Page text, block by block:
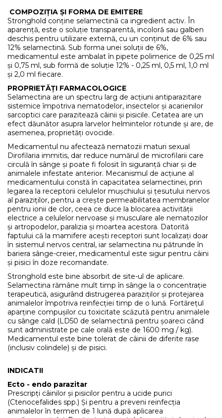
COMPOZIȚIA ȘI FORMA DE EMITERE
Stronghold conține selamectină ca ingredient activ. În
aparență, este o soluție transparentă, incoloră sau galben
deschis pentru utilizare externă, cu un conținut de 6% sau
12% selamectină. Sub forma unei soluții de 6%,
medicamentul este ambalat în pipete polimerice de 0,25 ml
și 0,75 ml, sub formă de soluție 12% - 0,25 ml, 0,5 ml, 1,0 ml
și 2,0 ml fiecare.
PROPRIETĂȚI FARMACOLOGICE
Selamectina are un spectru larg de acțiuni antiparazitare
sistemice împotriva nematodelor, insectelor și acarienilor
sarcoptici care parazitează câinii și pisicile. Cetatea are un
efect dăunător asupra larvelor helmintelor rotunde și are, de
asemenea, proprietăți ovocide.
Medicamentul nu afectează nematozii maturi sexual
Dirofilaria immitis, dar reduce numărul de microfilarii care
circulă în sânge și poate fi folosit în siguranță chiar și de
animalele infestate anterior. Mecanismul de acțiune al
medicamentului constă în capacitatea selamectinei, prin
legarea la receptorii celulelor mușchiului și țesutului nervos
al paraziților, pentru a crește permeabilitatea membranelor
pentru ionii de clor, ceea ce duce la blocarea activității
electrice a celulelor nervoase și musculare ale nematozilor
și artropodelor, paralizia și moartea acestora. Datorită
faptului că la mamifere acești receptori sunt localizați doar
în sistemul nervos central, iar selamectina nu pătrunde în
bariera sânge-creier, medicamentul este sigur pentru câini
și pisici în doze recomandate.
Stronghold este bine absorbit de site-ul de aplicare.
Selamectina rămâne mult timp în sânge la o concentrație
terapeutică, asigurând distrugerea paraziților și protejarea
animalelor împotriva reinfecției timp de o lună. Fortărețul
aparține compușilor cu toxicitate scăzută pentru animalele
cu sânge cald (LD50 de selamectină pentru șoareci când
sunt administrate pe cale orală este de 1600 mg / kg).
Medicamentul este bine tolerat de câinii de diferite rase
(inclusiv colindele) și de pisici.
INDICATII
Ecto - endo parazitar
Prescripți câinilor și pisicilor pentru a ucide purici
(Сtenocefalides spp.) Și pentru a preveni reinfecția
animalelor în termen de 1 lună după aplicarea